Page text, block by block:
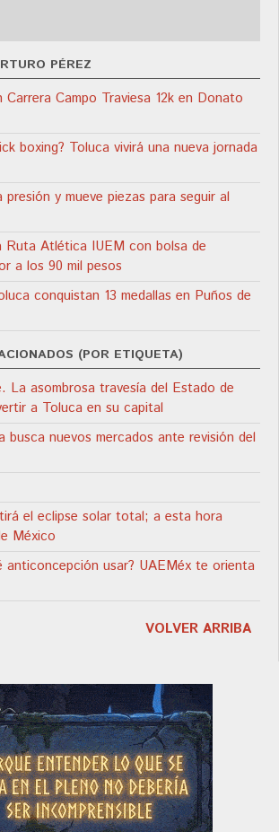
PÉREZ
Carrera Campo Traviesa 12k en Donato
boxing? Toluca vivirá una nueva jornada
y mueve piezas para seguir al
Ruta Atlética IUEM con bolsa de
a los 90 mil pesos
conquistan 13 medallas en Puños de
(POR ETIQUETA)
La asombrosa travesía del Estado de
a Toluca en su capital
busca nuevos mercados ante revisión del
el eclipse solar total; a esta hora
México
anticoncepción usar? UAEMéx te orienta
VOLVER ARRIBA